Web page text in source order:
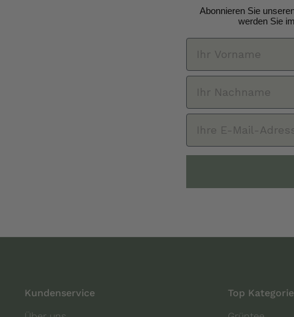
Abonnieren Sie
werden Sie
Kundenservice
Top